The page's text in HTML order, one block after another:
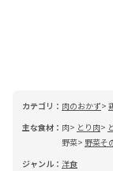
カテゴリ： 肉のおかず
主な食材： 肉 とり肉
野菜
野菜そ
ジャンル： 洋食